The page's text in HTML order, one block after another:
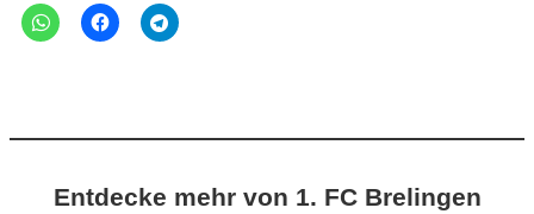
Entdecke mehr von 1. FC Brelingen